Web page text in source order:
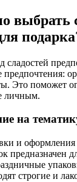
выбрать
сладостей
Это поможет
личным.
на
и оформления
предназначен
строгие и